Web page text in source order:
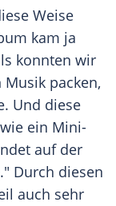
Weise
kam ja
konnten wir
packen,
Und diese
ein Mini-
auf der
Durch diesen
auch sehr